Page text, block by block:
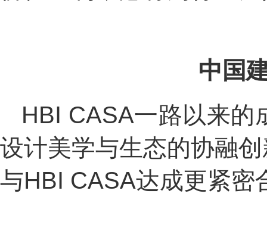
中国
HBI CASA一路以来的
设计美学与生态的协融
与HBI CASA达成更紧密